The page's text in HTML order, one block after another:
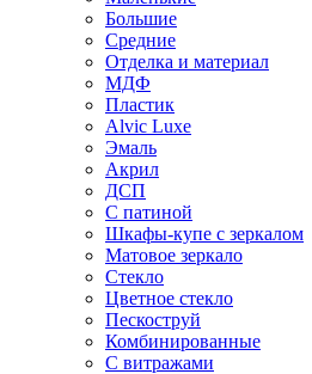
Большие
Средние
Отделка и материал
МДФ
Пластик
Alvic Luxe
Эмаль
Акрил
ДСП
С патиной
Шкафы-купе с зеркалом
Матовое зеркало
Стекло
Цветное стекло
Пескоструй
Комбинированные
С витражами